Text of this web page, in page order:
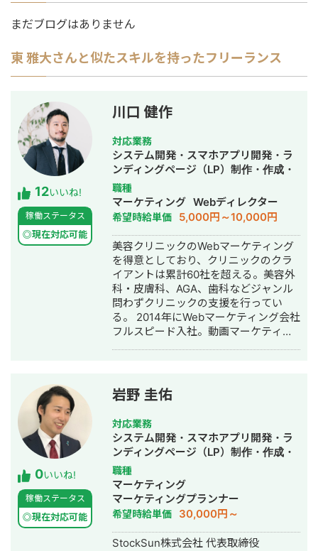
まだブログはありません
東 雅大さんと似たスキルを持ったフリーランス
12いいね!
稼働ステータス
◎現在対応可能
川口 健作
対応業務
システム開発・スマホアプリ開発・ラ
ンディングページ（LP）制作・作成・
Youtubeチャンネル運営代行・立ち上
げ・ECサイト構築・ネットショップ作
成代行・SEO対策・新規事業立上・
SNS運用代行・記事作成代行・ライテ
ィング・ホームページ制作・作成・バ
ナー制作・デザイン・ロゴデザイン・
作成・リスティング広告運用代行・オ
ウンドメディア制作・構築・運用代
行・動画制作・動画編集・営業代行
職種
マーケティング Webディレクター
希望時給単価 5,000円～10,000円
美容クリニックのWebマーケティング
を得意としており、クリニックのクラ
イアントは累計60社を超える。美容外
科・皮膚科、AGA、歯科などジャンル
問わずクリニックの支援を行ってい
る。 2014年にWebマーケティング会社
フルスピード入社。動画マーケティン
独立。 独立後はフリーランスとなり、
フロントエンドエンジニア兼総合Web
マーケターとして活動。現在はWebコ
ンサルティング会社を創設し、法人と
してStockSunに参画。
0いいね!
稼働ステータス
◎現在対応可能
岩野 圭佑
対応業務
システム開発・スマホアプリ開発・ラ
ンディングページ（LP）制作・作成・
Youtubeチャンネル運営代行・立ち上
げ・ECサイト構築・ネットショップ作
成代行・SEO対策・新規事業立上・
SNS運用代行・ホームページ制作・作
成・リスティング広告運用代行・動画
制作・動画編集
職種
マーケティング
マーケティングプランナー
希望時給単価 30,000円～
StockSun株式会社 代表取締役